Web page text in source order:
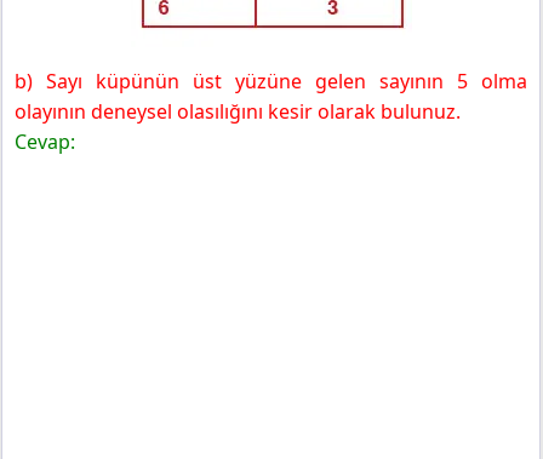
b) Sayı küpünün üst yüzüne gelen sayının 5 olma
olayının deneysel olasılığını kesir olarak bulunuz.
Cevap: